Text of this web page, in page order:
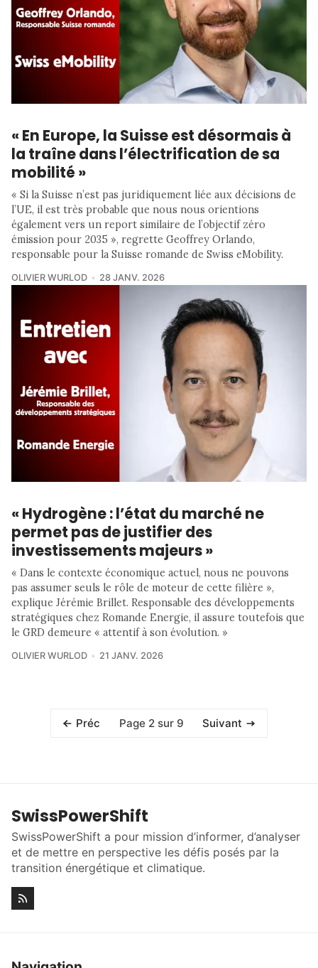
« En Europe, la Suisse est désormais à
la traîne dans l’électrification de sa
mobilité »
« Si la Suisse n’est pas juridiquement liée aux décisions de
l’UE, il est très probable que nous nous orientions
également vers un report similaire de l’objectif zéro
émission pour 2035 », regrette Geoffrey Orlando,
responsable pour la Suisse romande de Swiss eMobility.
OLIVIER WURLOD 28 JANV. 2026
« Hydrogène : l’état du marché ne
permet pas de justifier des
investissements majeurs »
« Dans le contexte économique actuel, nous ne pouvons
pas assumer seuls le rôle de moteur de cette filière »,
explique Jérémie Brillet. Responsable des développements
stratégiques chez Romande Energie, il assure toutefois que
le GRD demeure « attentif à son évolution. »
OLIVIER WURLOD 21 JANV. 2026
Préc Page 2 sur 9 Suivant
SwissPowerShift
SwissPowerShift a pour mission d’informer, d’analyser
et de mettre en perspective les défis posés par la
transition énergétique et climatique.